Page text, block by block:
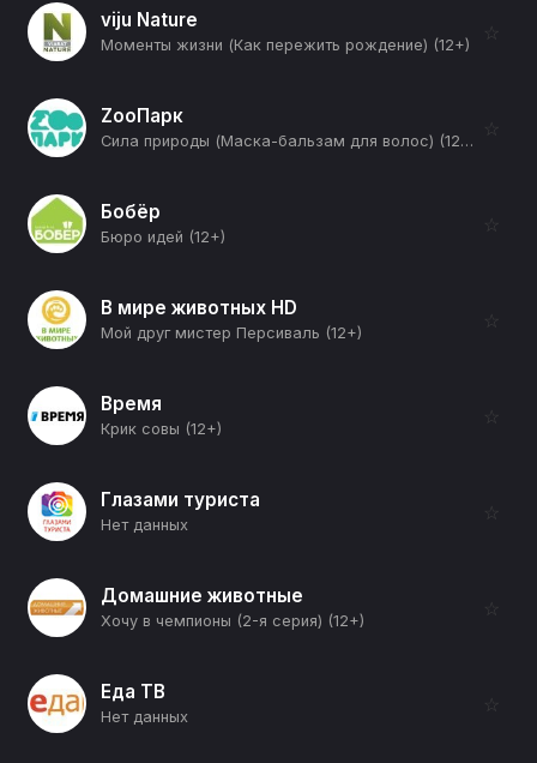
viju Nature
Моменты жизни (Как пережить рождение) (12+)
☆
ZooПарк
Сила природы (Маска-бальзам для волос) (12+)
☆
Бобёр
Бюро идей (12+)
☆
В мире животных HD
Мой друг мистер Персиваль (12+)
☆
Время
Крик совы (12+)
☆
Глазами туриста
Нет данных
☆
Домашние животные
Хочу в чемпионы (2-я серия) (12+)
☆
Еда ТВ
Нет данных
☆